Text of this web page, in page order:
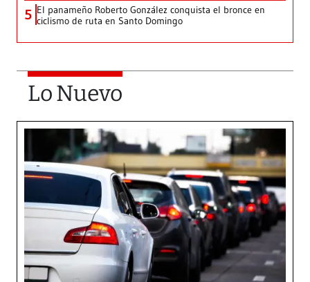
5 El panameño Roberto González conquista el bronce en
ciclismo de ruta en Santo Domingo
Lo Nuevo